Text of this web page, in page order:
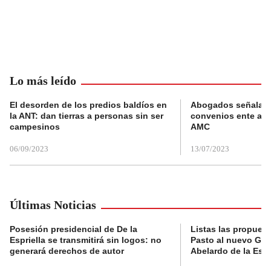
Lo más leído
El desorden de los predios baldíos en
la ANT: dan tierras a personas sin ser
campesinos
06/09/2023
Abogados
convenios ente
AMC
13/07/2023
Últimas Noticias
Posesión presidencial de De la
Espriella se transmitirá sin logos: no
generará derechos de autor
Listas las
Pasto al nuevo
Abelardo de la